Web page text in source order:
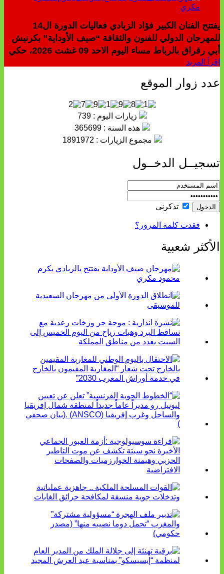
يفتتح الفنان الكبير فؤاد الزبادي فعاليات الدورة ال14
للمهرجان الدولي للفنون والثقافة “صيف الأوداية” بكرنيش
أبي رقراق بالرباط مساء اليوم الاحد 09 غشت 2026، حكي
إقرأ المزيد
عدد زوار الموقع
زيارات اليوم : 739
هذه السنة : 365699
مجموع الزيارات : 1891972
تسجيــل الدخــول
تذكرنى
فقدت كلمة المرور؟
الأكثر شعبية